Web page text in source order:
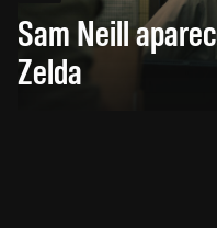
Sam Neill
Zelda